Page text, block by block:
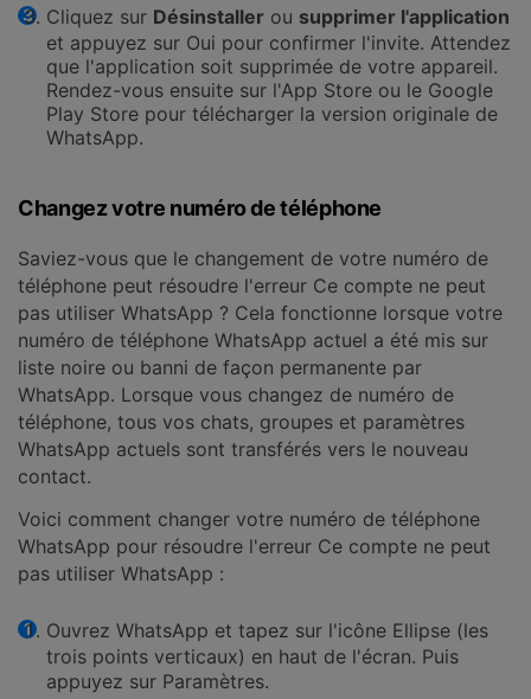
Cliquez sur Désinstaller ou supprimer l'application
et appuyez sur Oui pour confirmer l'invite. Attendez
que l'application soit supprimée de votre appareil.
Rendez-vous ensuite sur l'App Store ou le Google
Play Store pour télécharger la version originale de
WhatsApp.
Changez votre numéro de téléphone
Saviez-vous que le changement de votre numéro de
téléphone peut résoudre l'erreur Ce compte ne peut
pas utiliser WhatsApp ? Cela fonctionne lorsque votre
numéro de téléphone WhatsApp actuel a été mis sur
liste noire ou banni de façon permanente par
WhatsApp. Lorsque vous changez de numéro de
téléphone, tous vos chats, groupes et paramètres
WhatsApp actuels sont transférés vers le nouveau
contact.
Voici comment changer votre numéro de téléphone
WhatsApp pour résoudre l'erreur Ce compte ne peut
pas utiliser WhatsApp :
Ouvrez WhatsApp et tapez sur l'icône Ellipse (les
trois points verticaux) en haut de l'écran. Puis
appuyez sur Paramètres.